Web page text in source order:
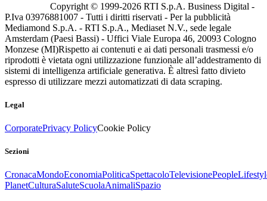
Copyright © 1999-2026 RTI S.p.A. Business Digital -
P.Iva 03976881007 - Tutti i diritti riservati - Per la pubblicità
Mediamond S.p.A. - RTI S.p.A., Mediaset N.V., sede legale
Amsterdam (Paesi Bassi) - Uffici Viale Europa 46, 20093 Cologno
Monzese (MI)Rispetto ai contenuti e ai dati personali trasmessi e/o
riprodotti è vietata ogni utilizzazione funzionale all’addestramento di
sistemi di intelligenza artificiale generativa. È altresì fatto divieto
espresso di utilizzare mezzi automatizzati di data scraping.
Legal
CorporatePrivacy PolicyCookie Policy
Sezioni
CronacaMondoEconomiaPoliticaSpettacoloTelevisionePeople
PlanetCulturaSaluteScuolaAnimaliSpazio